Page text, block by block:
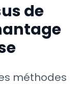
de
méthodes